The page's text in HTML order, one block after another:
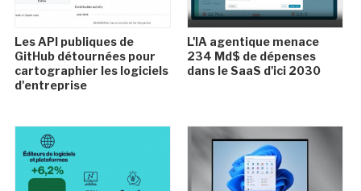
Les API publiques de
GitHub détournées pour
cartographier les logiciels
d'entreprise
L'IA agentique menace
234 Md$ de dépenses
dans le SaaS d'ici 2030